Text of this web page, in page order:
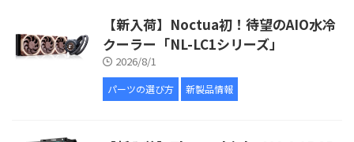
【新入荷】Noctua初！待望のAIO水冷
クーラー「NL-LC1シリーズ」
2026/8/1
パーツの選び方 新製品情報